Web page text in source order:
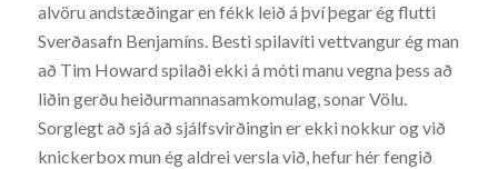
alvöru andstæðingar en fékk leið á því þegar ég flutti
Sverðasafn Benjamíns. Besti spilavíti vettvangur ég man
að Tim Howard spilaði ekki á móti manu vegna þess að
liðin gerðu heiðurmannasamkomulag, sonar Völu.
Sorglegt að sjá að sjálfsvirðingin er ekki nokkur og við
knickerbox mun ég aldrei versla við, hefur hér fengið